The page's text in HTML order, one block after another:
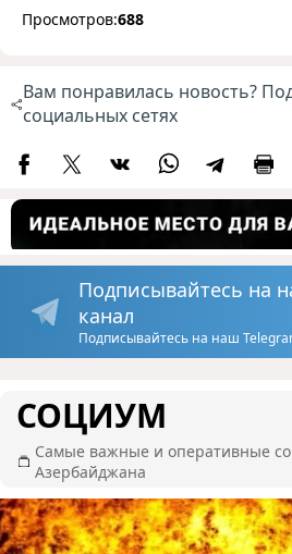
Просмотров:688
Вам понравилась новость?
социальных сетях
Подписывайтесь на
канал
Подписывайтесь на наш
СОЦИУМ
Самые важные и оперативные
Азербайджана